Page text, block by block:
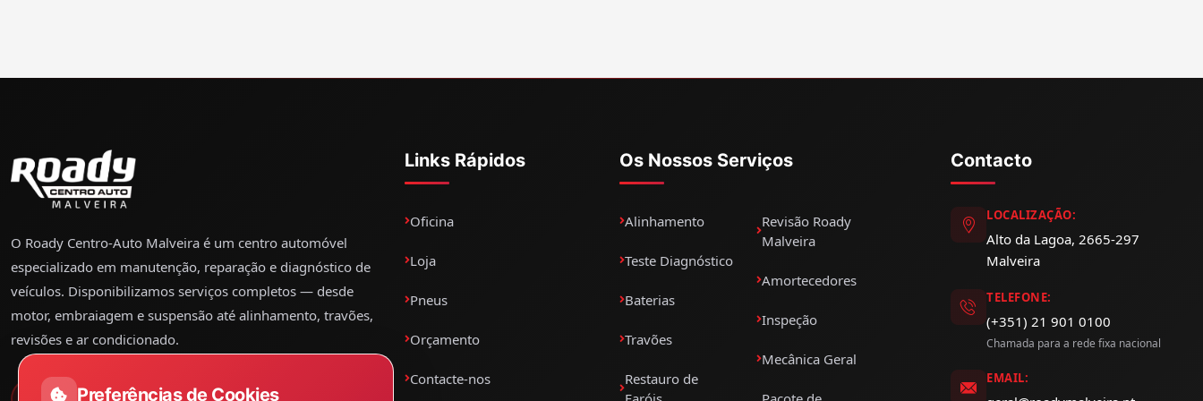
O Roady Centro-Auto Malveira é um centro automóvel
especializado em manutenção, reparação e diagnóstico de
veículos. Disponibilizamos serviços completos — desde
motor, embraiagem e suspensão até alinhamento, travões,
revisões e ar condicionado.
Links Rápidos
Oficina
Loja
Pneus
Orçamento
Contacte-nos
Os Nossos Serviços
Alinhamento
Teste Diagnóstico
Baterias
Travões
Restauro de
Revisão Roady
Malveira
Amortecedores
Inspeção
Mecânica Geral
Contacto
LOCALIZAÇÃO:
Alto da Lagoa, 2665-297
Malveira
TELEFONE:
(+351) 21 901 0100
Chamada para a rede fixa nacional
EMAIL:
Preferências de Cookies